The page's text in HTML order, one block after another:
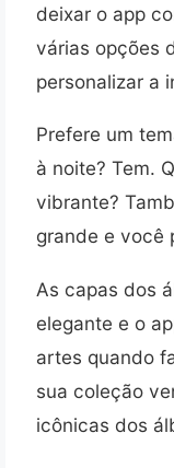
deixar o app
várias opções
personalizar a
Prefere um
à noite? Tem.
vibrante?
grande e você
As capas dos
elegante e o
artes quando
sua coleção
icônicas dos